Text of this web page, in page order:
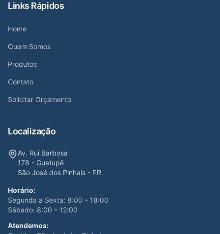
Links Rápidos
Home
Quem Somos
Produtos
Contato
Solicitar Orçamento
Localização
Av. Rui Barbosa
178 - Guatupê
São José dos Pinhais - PR
Horário:
Segunda a Sexta: 8:00 – 18:00
Sábado: 8:00 – 12:00
Atendemos: